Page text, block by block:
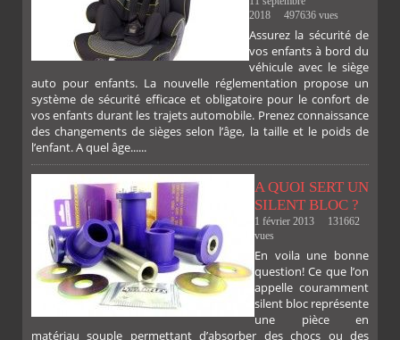
PLUS
2018
497636 vues
Assurez la sécurité de
vos enfants à bord du
véhicule avec le siège
auto pour enfants. La nouvelle réglementation propose un
système de sécurité efficace et obligatoire pour le confort de
vos enfants durant les trajets automobile. Prenez connaissance
des changements de sièges selon l’âge, la taille et le poids de
l’enfant. A quel âge......
A QUOI SERT UN
SILENT BLOC ?
1 février 2013
131662
vues
En voila une bonne
question! Ce que l’on
appelle couramment
silent bloc représente
une pièce en
matériau souple permettant d’absorber des chocs ou des